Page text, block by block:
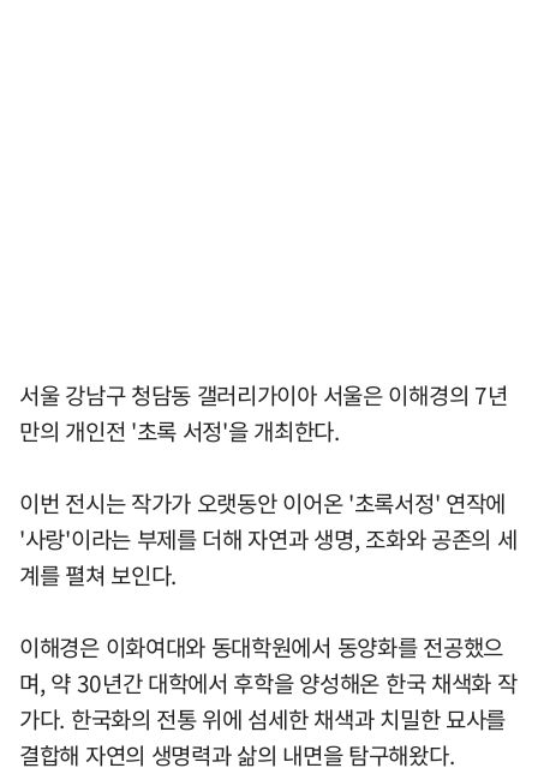
서울 강남구 청담동 갤러리가이아 서울은 이해경의 7년
만의 개인전 '초록 서정'을 개최한다.
이번 전시는 작가가 오랫동안 이어온 '초록서정' 연작에
'사랑'이라는 부제를 더해 자연과 생명, 조화와 공존의 세
계를 펼쳐 보인다.
이해경은 이화여대와 동대학원에서 동양화를 전공했으
며, 약 30년간 대학에서 후학을 양성해온 한국 채색화 작
가다. 한국화의 전통 위에 섬세한 채색과 치밀한 묘사를
결합해 자연의 생명력과 삶의 내면을 탐구해왔다.